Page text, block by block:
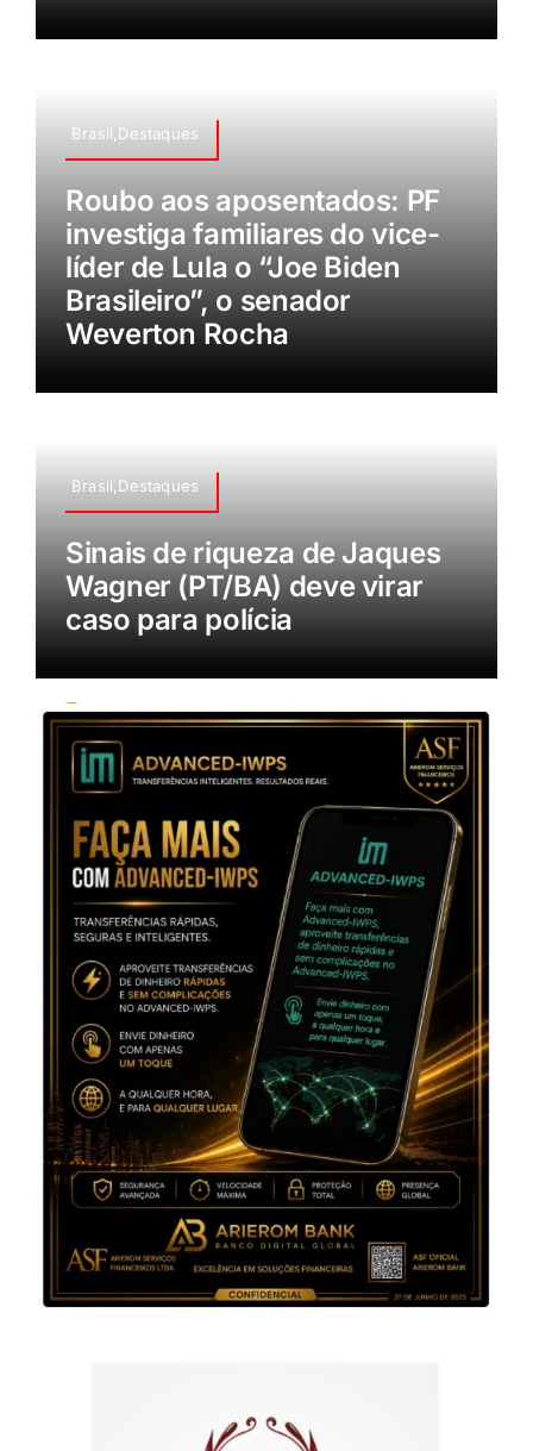
Brasil,Destaques
Roubo aos aposentados: PF
investiga familiares do vice-
líder de Lula o “Joe Biden
Brasileiro”, o senador
Weverton Rocha
Brasil,Destaques
Sinais de riqueza de Jaques
Wagner (PT/BA) deve virar
caso para polícia